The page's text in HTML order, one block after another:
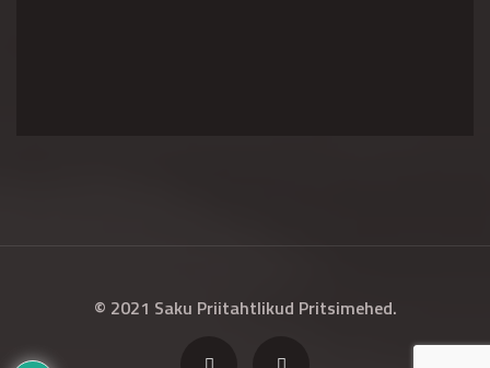
© 2021 Saku Priitahtlikud Pritsimehed.